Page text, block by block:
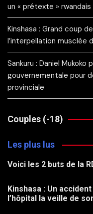
un « prétexte » rwandais
Kinshasa : Grand coup
l’interpellation musclée
Sankuru : Daniel
gouvernementale pour
provinciale
Couples (-18)
Les plus lus
Voici les 2 buts de la
Kinshasa : Un
l’hôpital la veille de